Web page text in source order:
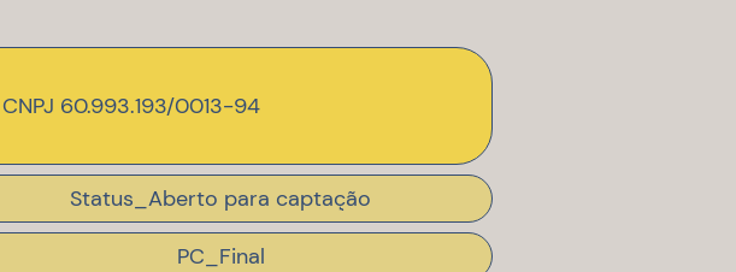
60.993.193/0013-94
Status_Aberto para captação
PC_Final